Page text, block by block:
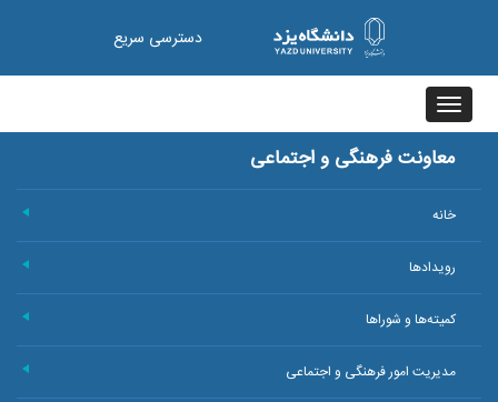
دسترسی سریع
Toggle
navigation
معاونت فرهنگی و اجتماعی
خانه
رویدادها
کمیته‌ها و شوراها
مدیریت امور فرهنگی و اجتماعی